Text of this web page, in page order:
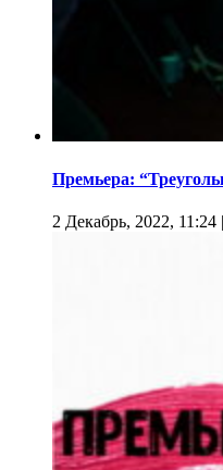
Премьера:
2 Декабрь, 2022, 11:24 |